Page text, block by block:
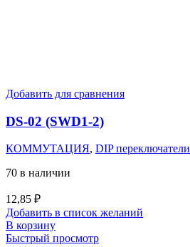
Добавить для сравнения
DS-02 (SWD1-2)
КОММУТАЦИЯ, DIP переключатели
70 в наличии
12,85 ₽
Добавить в список желаний
В корзину
Быстрый просмотр